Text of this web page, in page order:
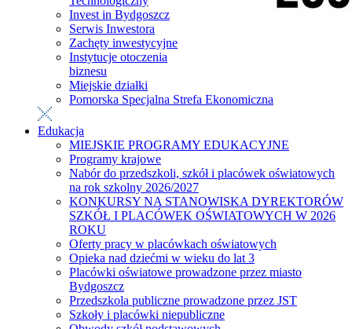
Invest in Bydgoszcz
Serwis Inwestora
Zachęty inwestycyjne
Instytucje otoczenia
biznesu
Miejskie działki
Pomorska Specjalna Strefa Ekonomiczna
Edukacja
MIEJSKIE PROGRAMY EDUKACYJNE
Programy krajowe
Nabór do przedszkoli, szkół i placówek oświatowych
na rok szkolny 2026/2027
KONKURSY NA STANOWISKA DYREKTORÓW
SZKÓŁ I PLACÓWEK OŚWIATOWYCH W 2026
ROKU
Oferty pracy w placówkach oświatowych
Opieka nad dziećmi w wieku do lat 3
Placówki oświatowe prowadzone przez miasto
Bydgoszcz
Przedszkola publiczne prowadzone przez JST
Szkoły i placówki niepubliczne